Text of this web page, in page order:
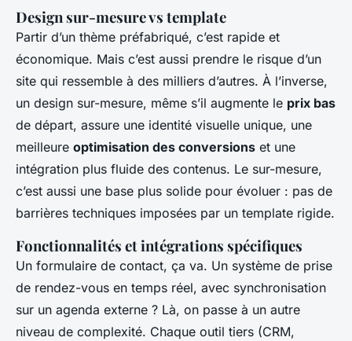
Design sur-mesure vs template
Partir d’un thème préfabriqué, c’est rapide et
économique. Mais c’est aussi prendre le risque d’un
site qui ressemble à des milliers d’autres. À l’inverse,
un design sur-mesure, même s’il augmente le prix bas
de départ, assure une identité visuelle unique, une
meilleure optimisation des conversions et une
intégration plus fluide des contenus. Le sur-mesure,
c’est aussi une base plus solide pour évoluer : pas de
barrières techniques imposées par un template rigide.
Fonctionnalités et intégrations spécifiques
Un formulaire de contact, ça va. Un système de prise
de rendez-vous en temps réel, avec synchronisation
sur un agenda externe ? Là, on passe à un autre
niveau de complexité. Chaque outil tiers (CRM,